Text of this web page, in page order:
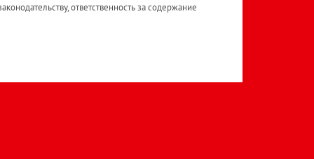
ответственность за содержание